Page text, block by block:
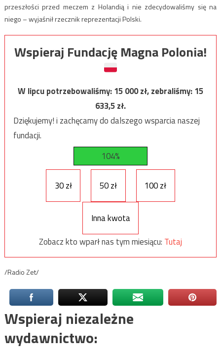
przeszłości przed meczem z Holandią i nie zdecydowaliśmy się na
niego – wyjaśnił rzecznik reprezentacji Polski.
Wspieraj Fundację Magna Polonia!
W lipcu potrzebowaliśmy:15 000zł, zebraliśmy:15
633,5zł.
Dziękujemy! i zachęcamy do dalszego wsparcia naszej
fundacji.
104%
30 zł 50 zł 100 zł
Inna kwota
Zobacz kto wparł nas tym miesiącu: Tutaj
/Radio Zet/
Wspieraj niezależne
wydawnictwo: